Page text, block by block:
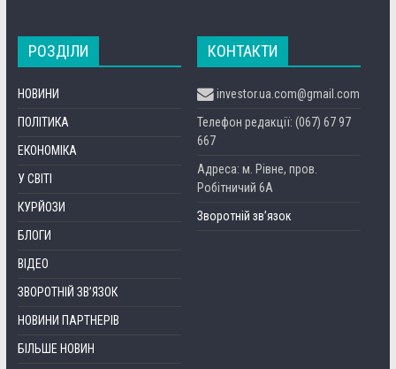
РОЗДІЛИ
НОВИНИ
ПОЛІТИКА
ЕКОНОМІКА
У СВІТІ
КУРЙОЗИ
БЛОГИ
ВІДЕО
ЗВОРОТНІЙ ЗВ’ЯЗОК
НОВИНИ ПАРТНЕРІВ
БІЛЬШЕ НОВИН
КОНТАКТИ
investor.ua.com@gmail.com
Телефон редакції: (067) 67 97
667
Адреса: м. Рівне, пров.
Робітничий 6А
Зворотній зв’язок